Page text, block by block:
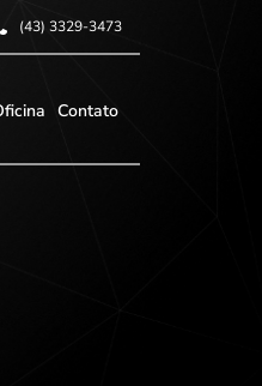
(43) 3329-3473
Contato